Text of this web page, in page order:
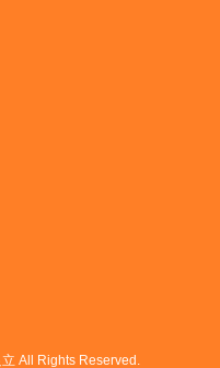
All Rights Reserved.